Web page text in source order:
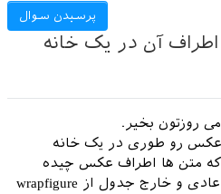
اطراف آن در یک خانه
پرسیدن سوال
روزتون بخیر.
عکس رو طوری در یک خانه
متن ها اطراف عکس چیده
شوند در حالت عادی و خارج جدول از wrapfigure